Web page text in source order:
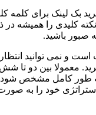
بک لینک برای کلمه
کلیدی را همیشه در
صبور باشید.
و نمی توانید
معمولا بین دو
طور کامل مشخص شود.
خود را به